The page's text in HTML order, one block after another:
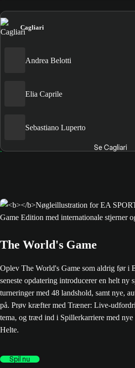
Cagliari
Andrea Belotti
Elia Caprile
Sebastiano Luperto
Se Cagliari
The World's Game
Oplev The World's Game som aldrig før
seneste opdatering introducerer en helt ny
turneringer med 48 landshold, samt nye,
på. Prøv kræfter med Træner: Live-
tema, og træd ind i Spillerkarriere med
Helte.
Spil nu